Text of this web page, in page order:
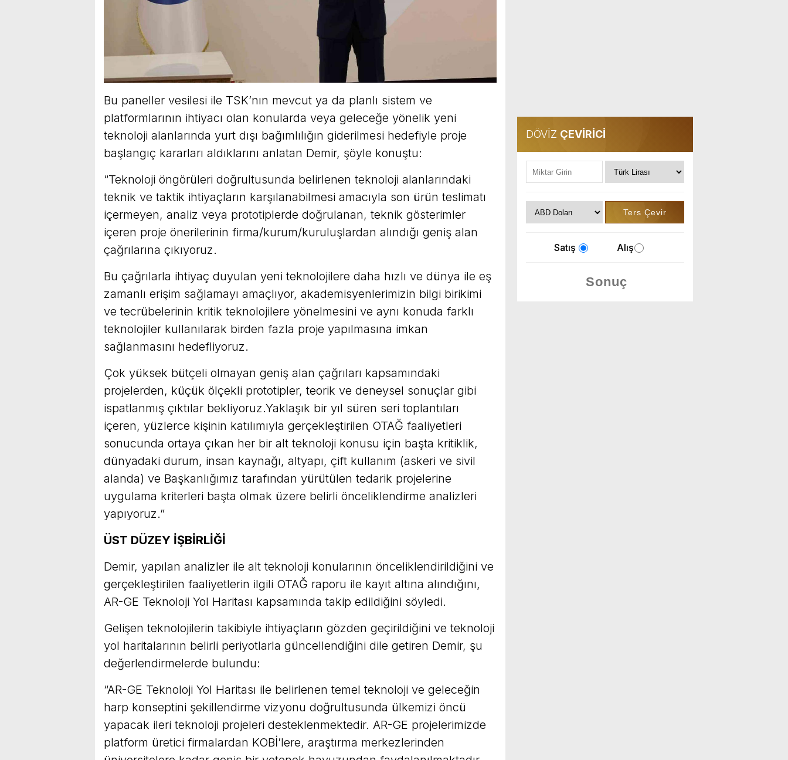
Bu paneller vesilesi ile TSK’nın mevcut ya da planlı sistem ve
platformlarının ihtiyacı olan konularda veya geleceğe yönelik yeni
teknoloji alanlarında yurt dışı bağımlılığın giderilmesi hedefiyle proje
başlangıç kararları aldıklarını anlatan Demir, şöyle konuştu:
“Teknoloji öngörüleri doğrultusunda belirlenen teknoloji alanlarındaki
teknik ve taktik ihtiyaçların karşılanabilmesi amacıyla son ürün teslimatı
içermeyen, analiz veya prototiplerde doğrulanan, teknik gösterimler
içeren proje önerilerinin firma/kurum/kuruluşlardan alındığı geniş alan
çağrılarına çıkıyoruz.
Bu çağrılarla ihtiyaç duyulan yeni teknolojilere daha hızlı ve dünya ile eş
zamanlı erişim sağlamayı amaçlıyor, akademisyenlerimizin bilgi birikimi
ve tecrübelerinin kritik teknolojilere yönelmesini ve aynı konuda farklı
teknolojiler kullanılarak birden fazla proje yapılmasına imkan
sağlanmasını hedefliyoruz.
Çok yüksek bütçeli olmayan geniş alan çağrıları kapsamındaki
projelerden, küçük ölçekli prototipler, teorik ve deneysel sonuçlar gibi
ispatlanmış çıktılar bekliyoruz.Yaklaşık bir yıl süren seri toplantıları
içeren, yüzlerce kişinin katılımıyla gerçekleştirilen OTAĞ faaliyetleri
sonucunda ortaya çıkan her bir alt teknoloji konusu için başta kritiklik,
dünyadaki durum, insan kaynağı, altyapı, çift kullanım (askeri ve sivil
alanda) ve Başkanlığımız tarafından yürütülen tedarik projelerine
uygulama kriterleri başta olmak üzere belirli önceliklendirme analizleri
yapıyoruz.”
ÜST DÜZEY İŞBİRLİĞİ
Demir, yapılan analizler ile alt teknoloji konularının önceliklendirildiğini ve
gerçekleştirilen faaliyetlerin ilgili OTAĞ raporu ile kayıt altına alındığını,
AR-GE Teknoloji Yol Haritası kapsamında takip edildiğini söyledi.
Gelişen teknolojilerin takibiyle ihtiyaçların gözden geçirildiğini ve teknoloji
yol haritalarının belirli periyotlarla güncellendiğini dile getiren Demir, şu
değerlendirmelerde bulundu:
“AR-GE Teknoloji Yol Haritası ile belirlenen temel teknoloji ve geleceğin
harp konseptini şekillendirme vizyonu doğrultusunda ülkemizi öncü
yapacak ileri teknoloji projeleri desteklenmektedir. AR-GE projelerimizde
platform üretici firmalardan KOBİ’lere, araştırma merkezlerinden
DÖVİZ ÇEVİRİCİ
Satış Alış